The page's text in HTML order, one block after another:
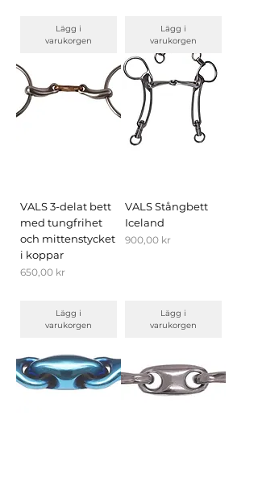
Lägg i
varukorgen
VALS 3-delat bett
med tungfrihet
och mittenstycket
i koppar
Pris
650,00 kr
Lägg i
varukorgen
VALS Stångbett
Iceland
Pris
900,00 kr
Lägg i
varukorgen
Lägg i
varukorgen